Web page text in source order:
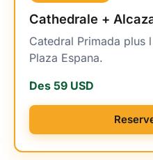
Cathedrale +
Catedral Primada plus
Plaza Espana.
Des 59 USD